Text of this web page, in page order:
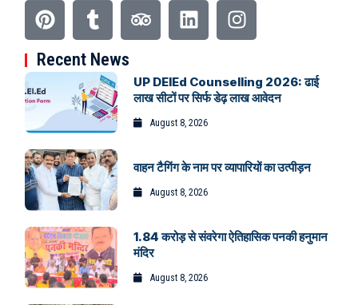
Recent News
UP DElEd Counselling 2026: ढाई
लाख सीटों पर सिर्फ डेढ़ लाख आवेदन
August 8, 2026
वाहन टैगिंग के नाम पर व्यापारियों का उत्पीड़न
August 8, 2026
1.84 करोड़ से संवरेगा ऐतिहासिक पनकी हनुमान
मंदिर
August 8, 2026